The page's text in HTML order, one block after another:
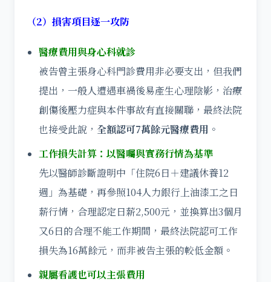
（2）損害項目逐一攻防
醫療費用與身心科就診
被告曾主張身心科門診費用非必要支出，但我們
提出，一般人遭遇車禍後易產生心理陰影，治療
創傷後壓力症與本件事故有直接關聯，最終法院
也接受此說， 全額認可7萬餘元醫療費用 。
工作損失計算：以醫囑與實務行情為基準
先以醫師診斷證明中「住院6日＋建議休養12
週」為基礎，再參照104人力銀行上油漆工之日
薪行情，合理認定日薪2,500元，並換算出3個月
又6日的合理不能工作期間，最終法院認可工作
損失為16萬餘元，而非被告主張的較低金額。
親屬看護也可以主張費用